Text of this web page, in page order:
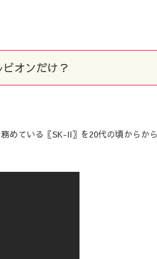
オンだけ？
めている〖SK-II〗を20代の頃からから